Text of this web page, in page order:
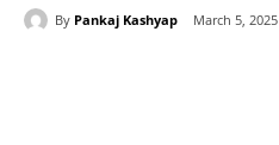
By Pankaj Kashyap March 5, 2025